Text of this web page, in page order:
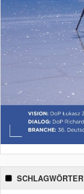
SCHLAGWÖRTER